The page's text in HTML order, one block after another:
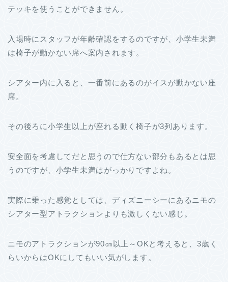
テッキを使うことができません。
入場時にスタッフが年齢確認をするのですが、小学生未満
は椅子が動かない席へ案内されます。
シアター内に入ると、一番前にあるのがイスが動かない座
席。
その後ろに小学生以上が座れる動く椅子が3列あります。
安全面を考慮してだと思うので仕方ない部分もあるとは思
うのですが、小学生未満はがっかりですよね。
実際に乗った感覚としては、ディズニーシーにあるニモの
シアター型アトラクションよりも激しくない感じ。
ニモのアトラクションが90㎝以上～OKと考えると、3歳く
らいからはOKにしてもいい気がします。